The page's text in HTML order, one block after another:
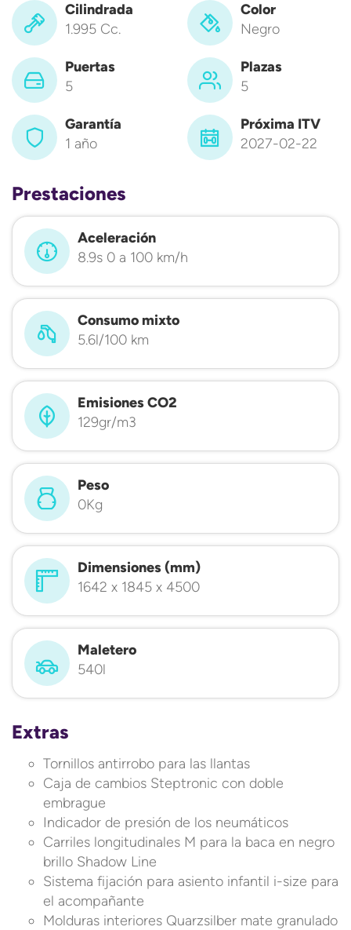
Cilindrada
1.995 Cc.
Color
Negro
Puertas
5
Plazas
5
Garantía
1 año
Próxima ITV
2027-02-22
Prestaciones
Aceleración
8.9s 0 a 100 km/h
Consumo mixto
5.6l/100 km
Emisiones CO2
129gr/m3
Peso
0Kg
Dimensiones (mm)
1642 x 1845 x 4500
Maletero
540l
Extras
Tornillos antirrobo para las llantas
Caja de cambios Steptronic con doble
embrague
Indicador de presión de los neumáticos
Carriles longitudinales M para la baca en negro
brillo Shadow Line
Sistema fijación para asiento infantil i-size para
el acompañante
Molduras interiores Quarzsilber mate granulado